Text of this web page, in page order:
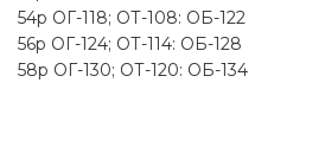
54р ОГ-118; ОТ-108: ОБ-122
56р ОГ-124; ОТ-114: ОБ-128
58р ОГ-130; ОТ-120: ОБ-134